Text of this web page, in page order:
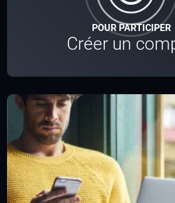
POUR PARTICIPER
Créer un